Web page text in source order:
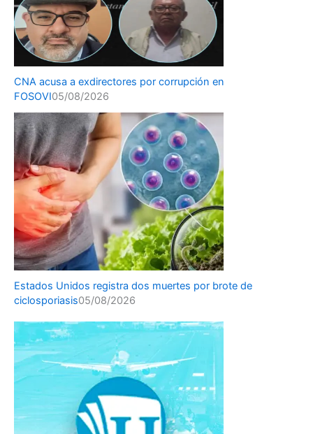
CNA acusa a exdirectores por corrupción en
FOSOVI05/08/2026
Estados Unidos registra dos muertes por brote de
ciclosporiasis05/08/2026